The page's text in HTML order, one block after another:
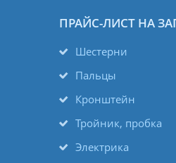
ПРАЙС-ЛИСТ НА
Шестерни
Пальцы
Кронштейн
Тройник, пробка
Электрика